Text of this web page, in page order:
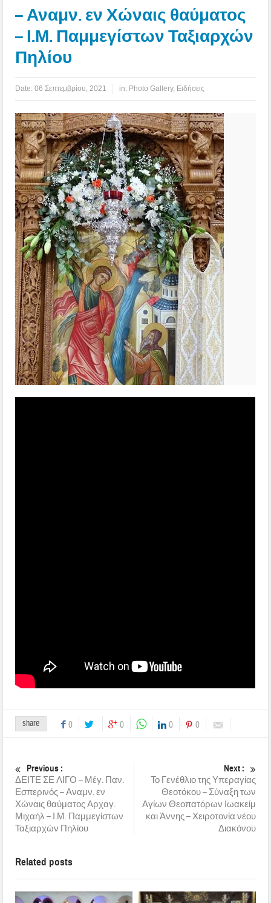
– Αναμν. εν Χώναις θαύματος
– Ι.Μ. Παμμεγίστων Ταξιαρχών
Πηλίου
Date:06 Σεπτεμβρίου, 2021 in: Photo Gallery, Ειδήσεις
share 0 0 0 0
Previous :
ΔΕΙΤΕ ΣΕ ΛΙΓΟ – Μέγ. Παν.
Εσπερινός – Αναμν. εν
Χώναις θαύματος Αρχαγ.
Μιχαήλ – Ι.Μ. Παμμεγίστων
Ταξιαρχών Πηλίου
Next :
Το Γενέθλιο της Υπεραγίας
Θεοτόκου – Σύναξη των
Αγίων Θεοπατόρων Ιωακείμ
και Άννης – Χειροτονία νέου
Διακόνου
Related posts